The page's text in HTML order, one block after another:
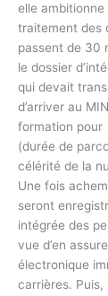
elle
traitement des
passent de 30
le dossier
qui devait
d’arriver au
formation pour
(durée de
célérité de la
Une fois
seront
intégrée des
vue d’en
électronique
carrières.